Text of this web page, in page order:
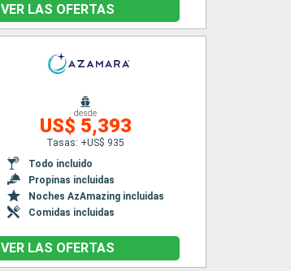
VER LAS OFERTAS
desde
US$ 5,393
Tasas: +US$ 935
Todo incluido
Propinas incluidas
Noches AzAmazing incluidas
Comidas incluidas
VER LAS OFERTAS